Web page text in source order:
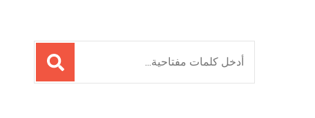
البحث
عن: